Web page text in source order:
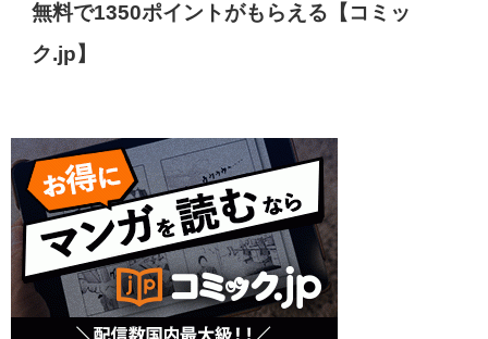
無料で1350ポイントがもらえる【コミッ
ク.jp】